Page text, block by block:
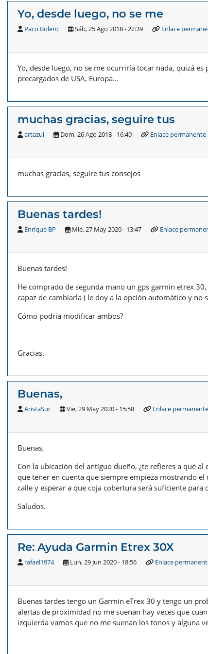
Yo, desde luego, no se me
Paco Bolero Sáb, 25 Ago 2018 - 22:39 Enlace
Yo, desde luego, no se me ocurriría tocar nada, quizá
precargados de USA, Europa...
muchas gracias, seguire tus
artazul Dom, 26 Ago 2018 - 16:49 Enlace permanente
muchas gracias, seguire tus consejos
Buenas tardes!
Enrique BP Mié, 27 May 2020 - 13:47 Enlace
Buenas tardes!
He comprado de segunda mano un gps garmin etrex
capaz de cambiarla ( le doy a la opción automático y no
Cómo podria modificar ambos?
Gracias.
Buenas,
AristaSur Vie, 29 May 2020 - 15:58 Enlace permanente
Buenas,
Con la ubicación del antiguo dueño, ¿te refieres a qué
que tener en cuenta que siempre empieza mostrando
calle y esperar a que coja cobertura será suficiente
Saludos.
Re: Ayuda Garmin Etrex 30X
rafael1974 Lun, 29 Jun 2020 - 18:56 Enlace
Buenas tardes tengo un Garmin eTrex 30 y tengo un
alertas de proximidad no me suenan hay veces que
izquierda vamos que no me suenan los tonos y alguna